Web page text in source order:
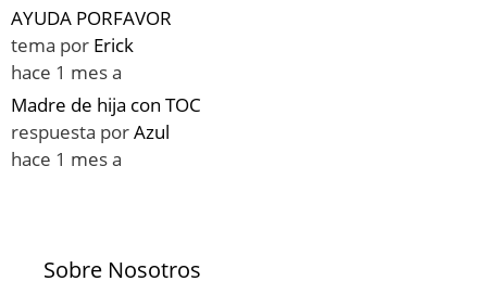
AYUDA PORFAVOR
tema por Erick
hace 1 mes a
Madre de hija con TOC
respuesta porAzul
hace 1 mes a
Sobre Nosotros